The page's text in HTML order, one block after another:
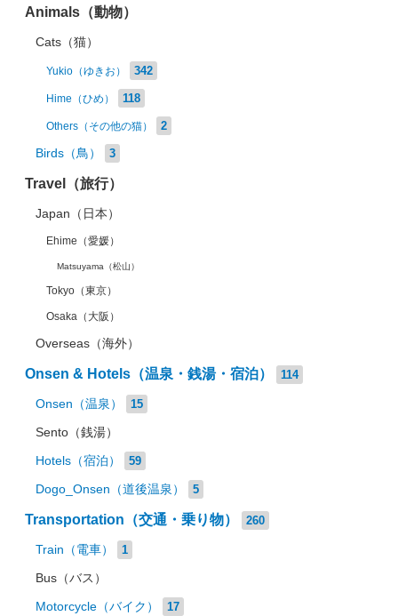
Animals（動物）
Cats（猫）
Yukio（ゆきお） 342
Hime（ひめ） 118
Others（その他の猫） 2
Birds（鳥） 3
Travel（旅行）
Japan（日本）
Ehime（愛媛）
Matsuyama（松山）
Tokyo（東京）
Osaka（大阪）
Overseas（海外）
Onsen & Hotels（温泉・銭湯・宿泊） 114
Onsen（温泉） 15
Sento（銭湯）
Hotels（宿泊） 59
Dogo_Onsen（道後温泉） 5
Transportation（交通・乗り物） 260
Train（電車） 1
Bus（バス）
Motorcycle（バイク） 17